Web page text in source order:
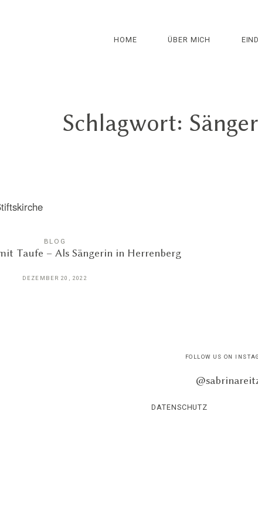
HOME ÜBER MICH
Schlagwort:
BLOG
Taufe – Als Sängerin in Herrenberg
DEZEMBER 20, 2022
FOLLOW US ON
DATENSCHUTZ